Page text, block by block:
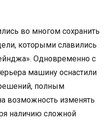
во многом сохранить
которыми славились
Одновременно с
машину оснастили
полным
возможность изменять
наличию сложной